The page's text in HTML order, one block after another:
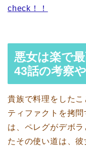
check！！
悪女は楽で
43話の考察
貴族で料理をした
ティファクトを拷
は、ペレグがデボ
たその使い道は、